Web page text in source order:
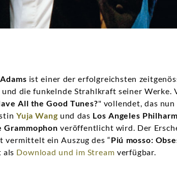
ist einer der erfolgreichsten
die funkelnde Strahlkraft seiner Werke.
All the Good Tunes?" vollendet, das
Yuja Wang und das Los Angeles
Grammophon veröffentlicht wird. Der
ein Auszug des “Piú mosso:
als Download und im Stream verfügbar.